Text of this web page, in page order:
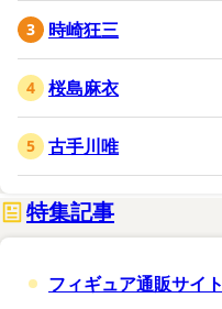
時崎狂三
桜島麻衣
古手川唯
特集記事
フィギュア通販サイト